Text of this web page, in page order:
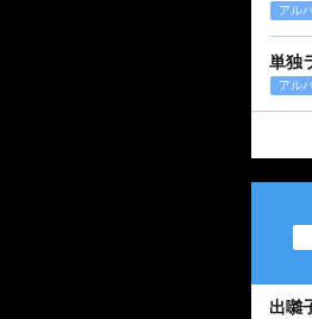
アル
単独
アル
出囃